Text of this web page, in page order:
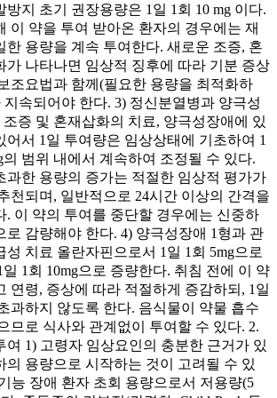
방지 초기 권장용량은 1일 1회 10 mg 이다.
이 약을 투여 받아온 환자의 경우에는 재
한 용량을 계속 투여한다. 새로운 조증, 혼
가 나타나면 임상적 징후에 따라 기분 증상
조요법과 함께(필요한 용량을 최적화하
속되어야 한다. 3) 정신분열병과 양극성
증 및 혼재삽화의 치료, 양극성장애에 있
어서 1일 투여량은 임상상태에 기초하여 1
의 범위 내에서 계속하여 조정될 수 있다.
과한 용량의 증가는 적절한 임상적 평가가
천되며, 일반적으로 24시간 이상의 간격을
. 이 약의 투여를 중단할 경우에는 신중하
로 감량해야 한다. 4) 양극성장애 1형과 관
성 치료 올란자핀으로서 1일 1회 5mg으로
1회 10mg으로 증량한다. 취침 전에 이 약
연령, 증상에 따라 적절하게 증감하되, 1일
과하지 않도록 한다. 음식물이 약물 흡수
므로 식사와 관계없이 투여할 수 있다. 2.
여 1) 고령자 임상요인의 충분한 근거가 있
의 용량으로 시작하는 것이 고려될 수 있
능 장애 환자 초회 용량으로서 저용량(5